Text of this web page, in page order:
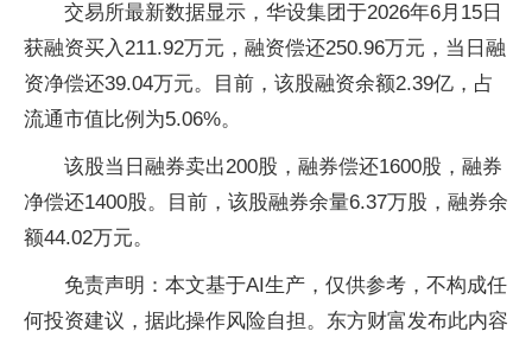
交易所最新数据显示，华设集团于2026年6月15日
获融资买入211.92万元，融资偿还250.96万元，当日融
资净偿还39.04万元。目前，该股融资余额2.39亿，占
流通市值比例为5.06%。
该股当日融券卖出200股，融券偿还1600股，融券
净偿还1400股。目前，该股融券余量6.37万股，融券余
额44.02万元。
免责声明：本文基于AI生产，仅供参考，不构成任
何投资建议，据此操作风险自担。东方财富发布此内容